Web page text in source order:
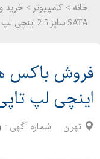
خانه > کامپیوتر > خرید
SATA سایز 2.5 اینچی لپ تاپی
اینچی لپ
تهران شماره آگهی :